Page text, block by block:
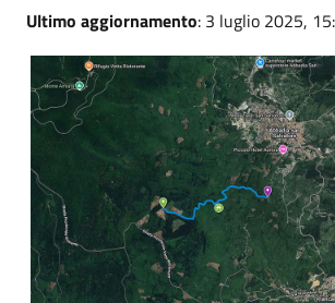
Ultimo aggiornamento: 3 luglio 2025,